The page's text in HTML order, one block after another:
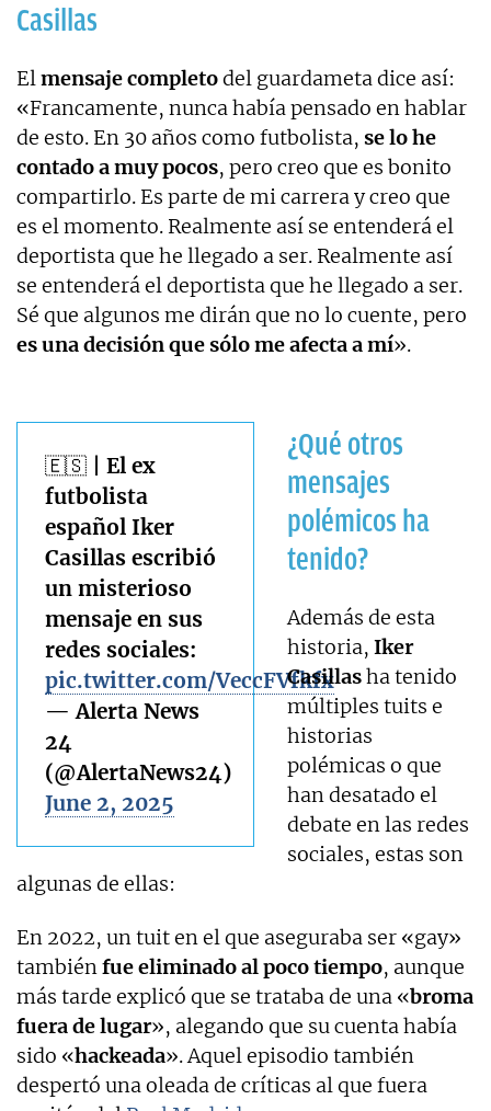
Casillas
Elmensaje completodel guardameta dice así:
«Francamente, nunca había pensado en hablar
de esto. En 30 años como futbolista, se lo he
contado a muy pocos, pero creo que es bonito
compartirlo. Es parte de mi carrera y creo que
es el momento. Realmente así se entenderá el
deportista que he llegado a ser. Realmente así
se entenderá el deportista que he llegado a ser.
Sé que algunos me dirán que no lo cuente, pero
es una decisión que sólo me afecta a mí».
🇪🇸 | El ex
futbolista
español Iker
Casillas escribió
un misterioso
mensaje en sus
redes sociales:
pic.twitter.com/VeccFVfkfx
— Alerta News
24
(@AlertaNews24)
June 2, 2025
¿Qué otros
mensajes
polémicos ha
tenido?
Además de esta
historia,Iker
Casillasha tenido
múltiples tuits e
historias
polémicas o que
han desatado el
debate en las redes
sociales, estas son
algunas de ellas:
En 2022, un tuit en el que aseguraba ser «gay»
tambiénfue eliminado al poco tiempo, aunque
más tarde explicó que se trataba de una «broma
fuera de lugar», alegando que su cuenta había
sido «hackeada». Aquel episodio también
despertó una oleada de críticas al que fuera